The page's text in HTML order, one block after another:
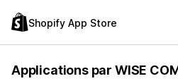
Shopify App Store
Applications par WISE